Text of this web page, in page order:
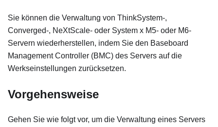
Sie können die Verwaltung von ThinkSystem‑,
Converged‑, NeXtScale‑ oder System x M5‑ oder M6-
Servern wiederherstellen, indem Sie den Baseboard
Management Controller (BMC) des Servers auf die
Werkseinstellungen zurücksetzen.
Vorgehensweise
Gehen Sie wie folgt vor, um die Verwaltung eines Servers